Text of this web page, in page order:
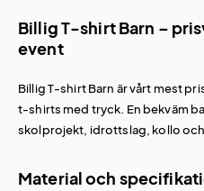
Billig T-shirt Barn –
event
Billig T-shirt Barn är vårt mest
t-shirts med tryck. En bekväm
skolprojekt, idrottslag, kollo
Material och